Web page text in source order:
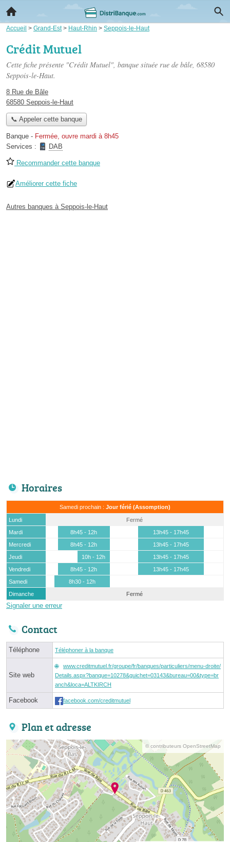
Accueil > Grand-Est> Haut-Rhin > Seppois-le-Haut
Crédit Mutuel
Cette fiche présente "Crédit Mutuel", banque située rue de bâle, 68580
Seppois-le-Haut.
8 Rue de Bâle
68580 Seppois-le-Haut
📞 Appeler cette banque
Banque - Fermée, ouvre mardi à 8h45
Services :
DAB
Recommander cette banque
Améliorer cette fiche
Autres banques à Seppois-le-Haut
Horaires
Samedi prochain : Jour férié (Assomption)
Lundi
Fermé
Mardi
8h45 - 12h
13h45 - 17h45
Mercredi
8h45 - 12h
13h45 - 17h45
Jeudi
10h - 12h
13h45 - 17h45
Vendredi
8h45 - 12h
13h45 - 17h45
Samedi
8h30 - 12h
Dimanche
Fermé
Signaler une erreur
Contact
Téléphone Téléphoner à la banque
Site web
www.creditmutuel.fr/groupe/fr/banques/particuliers/menu-droite/
Details.aspx?banque=10278&guichet=03143&bureau=00&type=br
anch&loca=ALTKIRCH
Facebook facebook.com/creditmutuel
Plan et adresse
© contributeurs OpenStreetMap